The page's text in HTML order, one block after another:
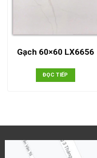
Gạch 60×60 LX6656
ĐỌC TIẾP